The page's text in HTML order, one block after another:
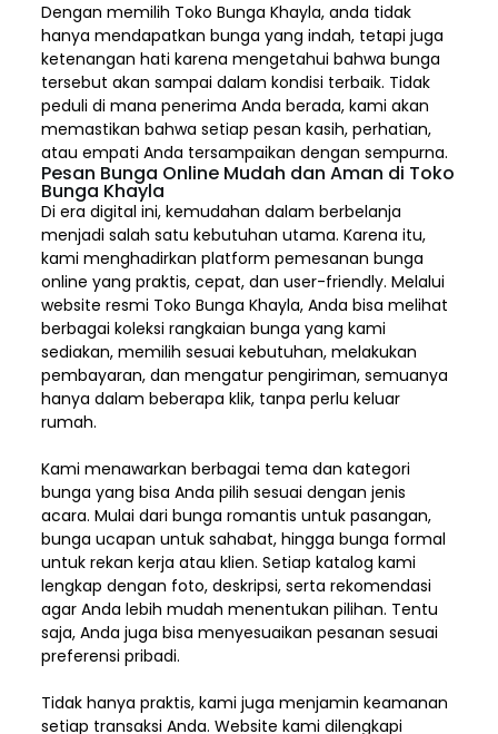
Dengan memilih Toko Bunga Khayla, anda tidak
hanya mendapatkan bunga yang indah, tetapi juga
ketenangan hati karena mengetahui bahwa bunga
tersebut akan sampai dalam kondisi terbaik. Tidak
peduli di mana penerima Anda berada, kami akan
memastikan bahwa setiap pesan kasih, perhatian,
atau empati Anda tersampaikan dengan sempurna.
Pesan Bunga Online Mudah dan Aman di Toko
Bunga Khayla
Di era digital ini, kemudahan dalam berbelanja
menjadi salah satu kebutuhan utama. Karena itu,
kami menghadirkan platform pemesanan bunga
online yang praktis, cepat, dan user-friendly. Melalui
website resmi Toko Bunga Khayla, Anda bisa melihat
berbagai koleksi rangkaian bunga yang kami
sediakan, memilih sesuai kebutuhan, melakukan
pembayaran, dan mengatur pengiriman,semuanya
hanya dalam beberapa klik, tanpa perlu keluar
rumah.
Kami menawarkan berbagai tema dan kategori
bunga yang bisa Anda pilih sesuai dengan jenis
acara. Mulai dari bunga romantis untuk pasangan,
bunga ucapan untuk sahabat, hingga bunga formal
untuk rekan kerja atau klien. Setiap katalog kami
lengkap dengan foto, deskripsi, serta rekomendasi
agar Anda lebih mudah menentukan pilihan. Tentu
saja, Anda juga bisa menyesuaikan pesanan sesuai
preferensi pribadi.
Tidak hanya praktis, kami juga menjamin keamanan
setiap transaksi Anda. Website kami dilengkapi